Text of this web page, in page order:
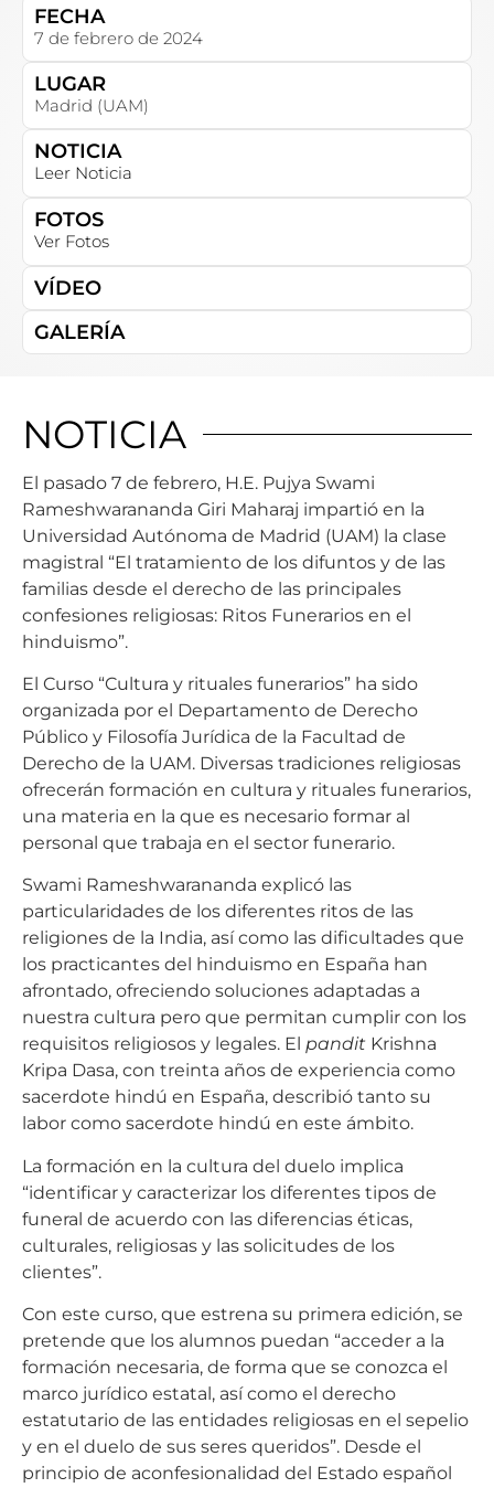
FECHA
7 de febrero de 2024
LUGAR
Madrid (UAM)
NOTICIA
Leer Noticia
FOTOS
Ver Fotos
VÍDEO
GALERÍA
NOTICIA
El pasado 7 de febrero, H.E. Pujya Swami
Rameshwarananda Giri Maharaj impartió en la
Universidad Autónoma de Madrid (UAM) la clase
magistral “El tratamiento de los difuntos y de las
familias desde el derecho de las principales
confesiones religiosas: Ritos Funerarios en el
hinduismo”.
El Curso “Cultura y rituales funerarios” ha sido
organizada por el Departamento de Derecho
Público y Filosofía Jurídica de la Facultad de
Derecho de la UAM. Diversas tradiciones religiosas
ofrecerán formación en cultura y rituales funerarios,
una materia en la que es necesario formar al
personal que trabaja en el sector funerario.
Swami Rameshwarananda explicó las
particularidades de los diferentes ritos de las
religiones de la India, así como las dificultades que
los practicantes del hinduismo en España han
afrontado, ofreciendo soluciones adaptadas a
nuestra cultura pero que permitan cumplir con los
requisitos religiosos y legales. El pandit Krishna
Kripa Dasa, con treinta años de experiencia como
sacerdote hindú en España, describió tanto su
labor como sacerdote hindú en este ámbito.
La formación en la cultura del duelo implica
“identificar y caracterizar los diferentes tipos de
funeral de acuerdo con las diferencias éticas,
culturales, religiosas y las solicitudes de los
clientes”.
Con este curso, que estrena su primera edición, se
pretende que los alumnos puedan “acceder a la
formación necesaria, de forma que se conozca el
marco jurídico estatal, así como el derecho
estatutario de las entidades religiosas en el sepelio
y en el duelo de sus seres queridos”. Desde el
principio de aconfesionalidad del Estado español